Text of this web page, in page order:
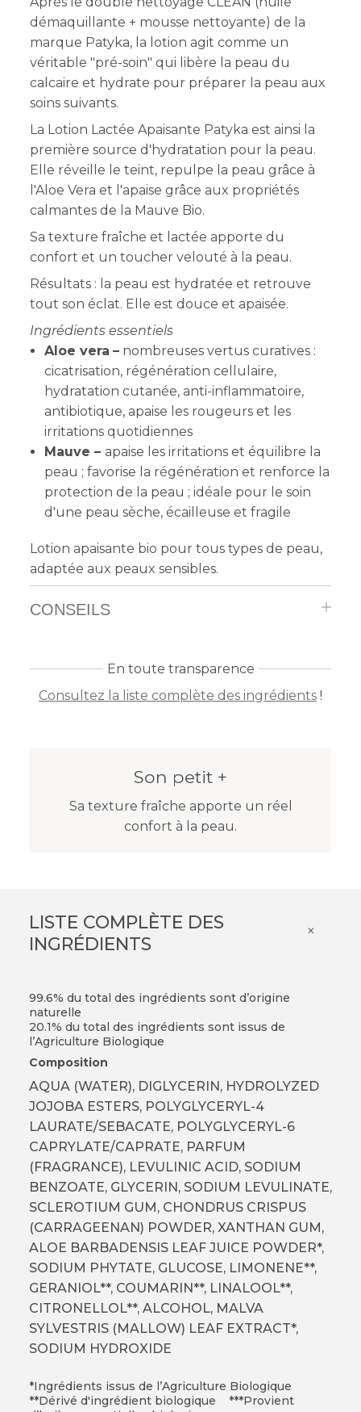
démaquillante + mousse nettoyante) de la
marque Patyka, la lotion agit comme un
véritable "pré-soin" qui libère la peau du
calcaire et hydrate pour préparer la peau aux
soins suivants.
La Lotion Lactée Apaisante Patyka est ainsi la
première source d'hydratation pour la peau.
Elle réveille le teint, repulpe la peau grâce à
l'Aloe Vera et l'apaise grâce aux propriétés
calmantes de la Mauve Bio.
Sa texture fraîche et lactée apporte du
confort et un toucher velouté à la peau.
Résultats : la peau est hydratée et retrouve
tout son éclat. Elle est douce et apaisée.
Ingrédients essentiels
Aloe vera – nombreuses vertus curatives :
cicatrisation, régénération cellulaire,
hydratation cutanée, anti-inflammatoire,
antibiotique, apaise les rougeurs et les
irritations quotidiennes
Mauve – apaise les irritations et équilibre la
peau ; favorise la régénération et renforce la
protection de la peau ; idéale pour le soin
d'une peau sèche, écailleuse et fragile
Lotion apaisante bio pour tous types de peau,
adaptée aux peaux sensibles.
CONSEILS
En toute transparence
Consultez la liste complète des ingrédients !
Son petit +
Sa texture fraîche apporte un réel
confort à la peau.
LISTE COMPLÈTE DES
INGRÉDIENTS
×
99.6% du total des ingrédients sont d’origine
naturelle
20.1% du total des ingrédients sont issus de
l’Agriculture Biologique
Composition
AQUA (WATER), DIGLYCERIN, HYDROLYZED
JOJOBA ESTERS, POLYGLYCERYL-4
LAURATE/SEBACATE, POLYGLYCERYL-6
CAPRYLATE/CAPRATE, PARFUM
(FRAGRANCE), LEVULINIC ACID, SODIUM
BENZOATE, GLYCERIN, SODIUM LEVULINATE,
SCLEROTIUM GUM, CHONDRUS CRISPUS
(CARRAGEENAN) POWDER, XANTHAN GUM,
ALOE BARBADENSIS LEAF JUICE POWDER*,
SODIUM PHYTATE, GLUCOSE, LIMONENE**,
GERANIOL**, COUMARIN**, LINALOOL**,
CITRONELLOL**, ALCOHOL, MALVA
SYLVESTRIS (MALLOW) LEAF EXTRACT*,
SODIUM HYDROXIDE
*Ingrédients issus de l’Agriculture Biologique
**Dérivé d'ingrédient biologique ***Provient